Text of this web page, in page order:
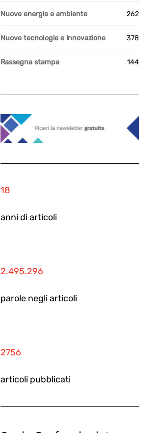
Nuove energie e ambiente 262
Nuove tecnologie e innovazione 378
Rassegna stampa 144
18
anni di articoli
2.495.296
parole negli articoli
2756
articoli pubblicati